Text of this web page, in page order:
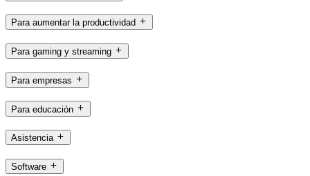
Para aumentar la productividad
Para gaming y streaming
Para empresas
Para educación
Asistencia
Software